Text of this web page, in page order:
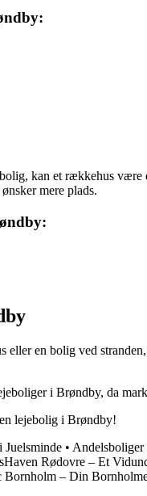
kan et rækkehus
mere plads.
eller en bolig ved
i Brøndby, da
lejebolig i Brøndby!
Juelsminde •
Rødovre – Et
Bornholm – Din